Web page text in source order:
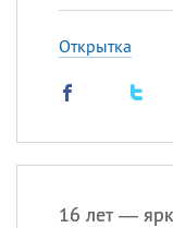
Открытка
16 лет —